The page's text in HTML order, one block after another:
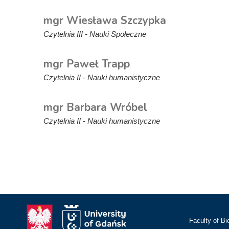
mgr Wiesława Szczypka
Czytelnia III - Nauki Społeczne
mgr Paweł Trapp
Czytelnia II - Nauki humanistyczne
mgr Barbara Wróbel
Czytelnia II - Nauki humanistyczne
Faculty of